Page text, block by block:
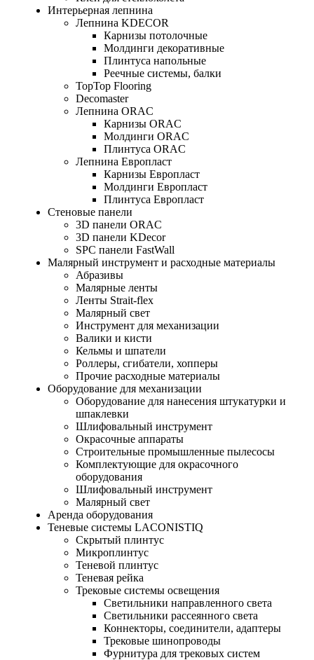
Интерьерная лепнина
Лепнина KDECOR
Карнизы потолочные
Молдинги декоративные
Плинтуса напольные
Реечные системы, балки
TopTop Flooring
Decomaster
Лепнина ORAC
Карнизы ORAC
Молдинги ORAC
Плинтуса ORAC
Лепнина Европласт
Карнизы Европласт
Молдинги Европласт
Плинтуса Европласт
Стеновые панели
3D панели ORAC
3D панели KDecor
SPC панели FastWall
Малярный инструмент и расходные материалы
Абразивы
Малярные ленты
Ленты Strait-flex
Малярный свет
Инструмент для механизации
Валики и кисти
Кельмы и шпатели
Роллеры, сгибатели, хопперы
Прочие расходные материалы
Оборудование для механизации
Оборудование для нанесения штукатурки и
шпаклевки
Шлифовальный инструмент
Окрасочные аппараты
Строительные промышленные пылесосы
Комплектующие для окрасочного
оборудования
Шлифовальный инструмент
Малярный свет
Аренда оборудования
Теневые системы LACONISTIQ
Скрытый плинтус
Микроплинтус
Теневой плинтус
Теневая рейка
Трековые системы освещения
Светильники направленного света
Светильники рассеянного света
Коннекторы, соединители, адаптеры
Трековые шинопроводы
Фурнитура для трековых систем